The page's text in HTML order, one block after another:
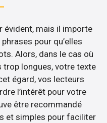
évident, mais il importe
pour qu’elles
Alors, dans le cas où
trop longues, votre texte
égard, vos lecteurs
l’intérêt pour votre
être recommandé
et simples pour faciliter